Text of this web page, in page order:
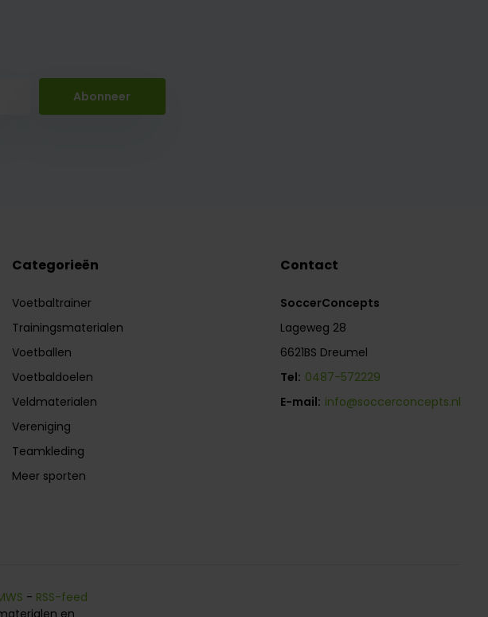
Abonneer
Categorieën
Voetbaltrainer
Trainingsmaterialen
Voetballen
Voetbaldoelen
Veldmaterialen
Vereniging
Teamkleding
Meer sporten
Contact
SoccerConcepts
Lageweg 28
6621BS Dreumel
Tel: 0487-572229
E-mail: info@soccerconcepts.nl
- RSS-feed
en